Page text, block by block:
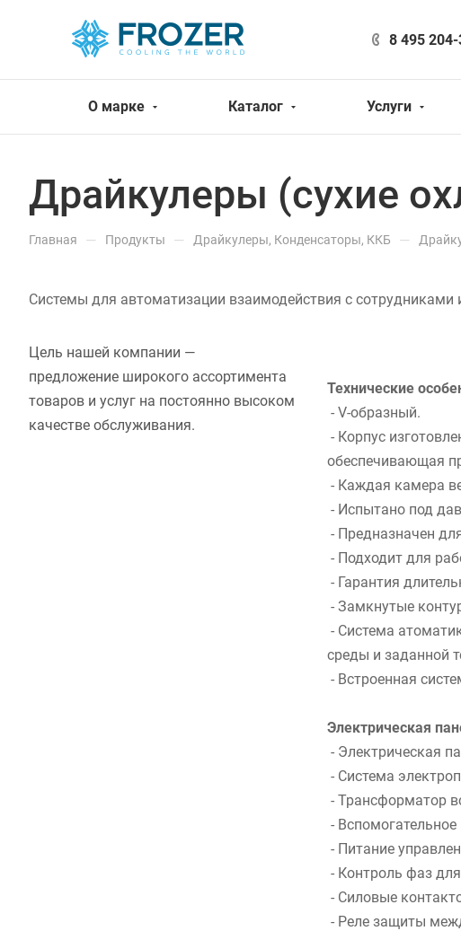
8 495
О марке Каталог Услуги
Драйкулеры (сухие
Главная — Продукты — Драйкулеры, Конденсаторы, ККБ —
Системы для автоматизации взаимодействия с сотрудниками
Технические
- V-образный.
- Корпус
обеспечивающая
- Каждая камера
- Испытано под
- Предназначен
- Подходит для
- Гарантия
- Замкнутые
- Система
среды и заданной
- Встроенная
Электрическая
- Электрическая
- Система
- Трансформатор
-
- Питание
- Контроль фаз
- Силовые
- Реле защиты
Цель нашей компании —
предложение широкого ассортимента
товаров и услуг на постоянно высоком
качестве обслуживания.